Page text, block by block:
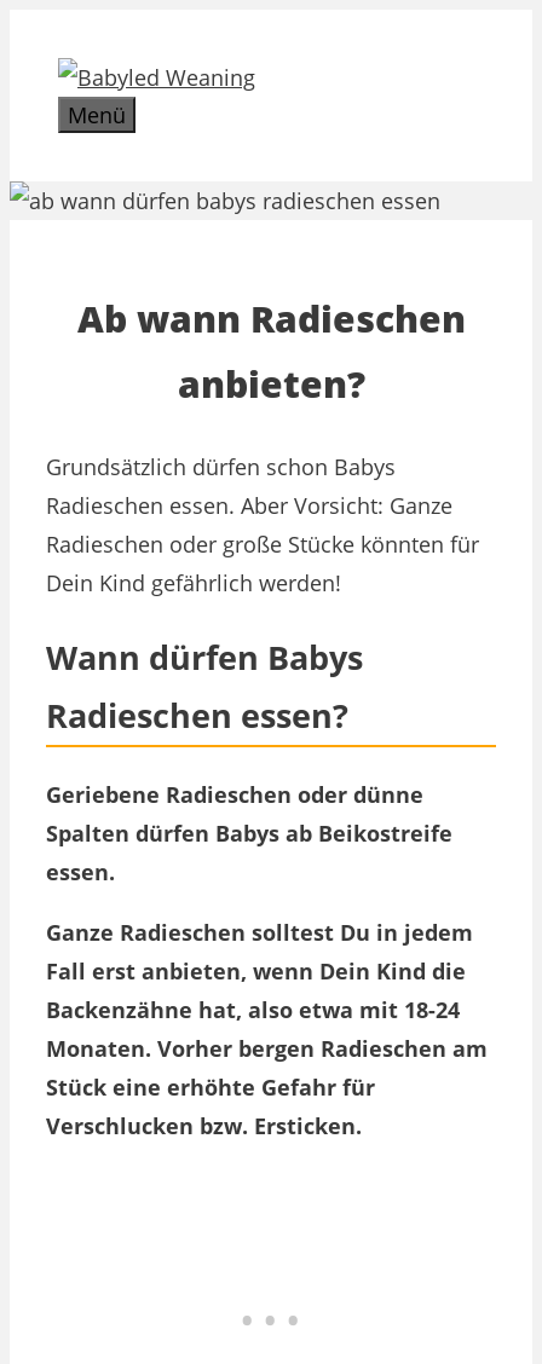
Inhalt
springenMenü
Ab wann Radieschen
anbieten?
Grundsätzlich dürfen schon Babys
Radieschen essen. Aber Vorsicht: Ganze
Radieschen oder große Stücke könnten für
Dein Kind gefährlich werden!
Wann dürfen Babys
Radieschen essen?
Geriebene Radieschen oder dünne
Spalten dürfen Babys ab Beikostreife
essen.
Ganze Radieschen solltest Du in jedem
Fall erst anbieten, wenn Dein Kind die
Backenzähne hat, also etwa mit 18-24
Monaten. Vorher bergen Radieschen am
Stück eine erhöhte Gefahr für
Verschlucken bzw. Ersticken.